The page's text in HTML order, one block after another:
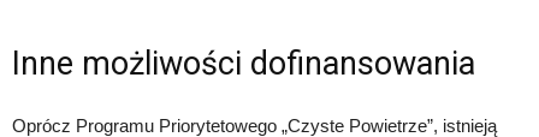
Inne możliwości dofinansowania
Oprócz Programu Priorytetowego „Czyste Powietrze”, istnieją